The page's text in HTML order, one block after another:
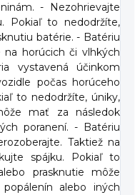
- Nezohrievajte
Pokiaľ to nedodržíte,
batérie. - Batériu
na horúcich či vlhkých
vystavená účinkom
počas horúceho
to nedodržíte, úniky,
mať za následok
poranení. - Batériu
Taktiež na
spájku. Pokiaľ to
prasknutie môže
alebo iných